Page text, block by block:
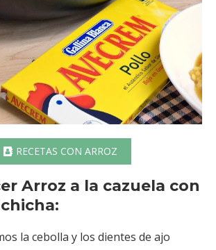
RECETAS CON ARROZ
Arroz a la cazuela con
la cebolla y los dientes de ajo